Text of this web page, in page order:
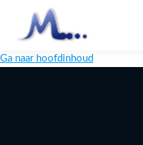
Ga naar hoofdinhoud